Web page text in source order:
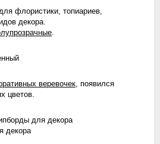
флористики, топиариев,
декора.
.
веревочек, появился
цветов.